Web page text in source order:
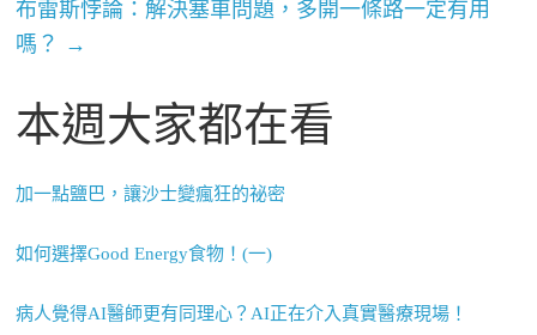
布雷斯悖論：解決塞車問題，多開一條路一定有用
嗎？ →
本週大家都在看
加一點鹽巴，讓沙士變瘋狂的祕密
如何選擇Good Energy食物！(一)
病人覺得AI醫師更有同理心？AI正在介入真實醫療現場！